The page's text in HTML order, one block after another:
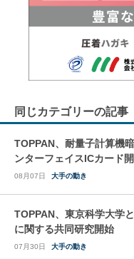
同じカテゴリーの記事
TOPPAN、耐量子計算機
ンターフェイスICカード
08月07日 大手の動き
TOPPAN、東京科学大学
に関する共同研究開始
07月30日 大手の動き